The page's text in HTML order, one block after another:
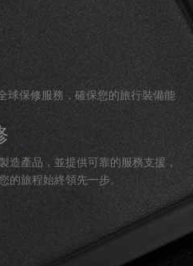
球保修服務，確保您的旅行裝備能
造產品，並提供可靠的服務支援，
的旅程始終領先一步。